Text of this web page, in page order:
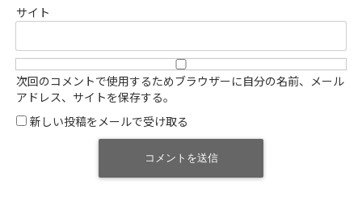
サイト
次回のコメントで使用するためブラウザーに自分の名前、メール
アドレス、サイトを保存する。
新しい投稿をメールで受け取る